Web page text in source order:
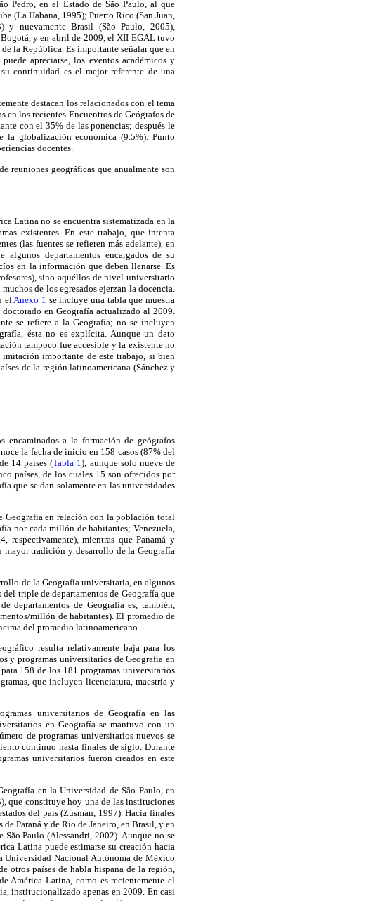
Pedro, en el Estado de São Paulo, al que
(La Habana, 1995); Puerto Rico (San Juan,
y nuevamente Brasil (São Paulo, 2005),
y en abril de 2009, el XII EGAL tuvo
la República. Es importante señalar que en
apreciarse, los eventos académicos y
continuidad es el mejor referente de una
destacan los relacionados con el tema
los recientes Encuentros de Geógrafos de
con el 35% de las ponencias; después le
la globalización económica (9.5%). Punto
docentes.
reuniones geográficas que anualmente son
Latina no se encuentra sistematizada en la
existentes. En este trabajo, que intenta
(las fuentes se refieren más adelante), en
algunos departamentos encargados de su
en la información que deben llenarse. Es
sino aquéllos de nivel universitario
de los egresados ejerzan la docencia.
elAnexo 1 se incluye una tabla que muestra
en Geografía actualizado al 2009.
se refiere a la Geografía; no se incluyen
ésta no es explícita. Aunque un dato
tampoco fue accesible y la existente no
importante de este trabajo, si bien
de la región latinoamericana (Sánchez y
encaminados a la formación de geógrafos
la fecha de inicio en 158 casos (87% del
14 países (Tabla 1), aunque solo nueve de
países, de los cuales 15 son ofrecidos por
que se dan solamente en las universidades
Geografía en relación con la población total
por cada millón de habitantes; Venezuela,
mientras que Panamá y
mayor tradición y desarrollo de la Geografía
de la Geografía universitaria, en algunos
triple de departamentos de Geografía que
de Geografía es, también,
millón de habitantes). El promedio de
del promedio latinoamericano.
resulta relativamente baja para los
y programas universitarios de Geografía en
158 de los 181 programas universitarios
que incluyen licenciatura, maestría y
universitarios de Geografía en las
en Geografía se mantuvo con un
de programas universitarios nuevos se
continuo hasta finales de siglo. Durante
universitarios fueron creados en este
en la Universidad de São Paulo, en
que constituye hoy una de las instituciones
del país (Zusman, 1997). Hacia finales
Paraná y de Rio de Janeiro, en Brasil, y en
Paulo (Alessandri, 2002). Aunque no se
Latina puede estimarse su creación hacia
Universidad Nacional Autónoma de México
otros países de habla hispana de la región,
América Latina, como es recientemente el
institucionalizado apenas en 2009. En casi